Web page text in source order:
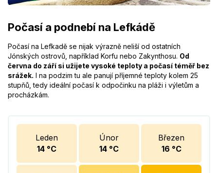
Počasí a podnebí na Lefkádě
Počasí na Lefkadě se nijak výrazně neliší od ostatních
Jónských ostrovů, například Korfu nebo Zakynthosu. Od
června do září si užijete vysoké teploty a počasí téměř bez
srážek. I na podzim tu ale panují příjemné teploty kolem 25
stupňů, tedy ideální počasí k odpočinku na pláži i výletům a
procházkám.
Leden
14 °C
Únor
14 °C
Březen
16 °C